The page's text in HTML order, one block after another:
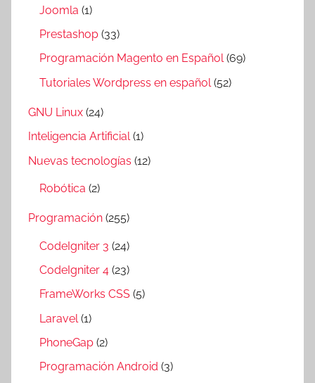
Joomla (1)
Prestashop (33)
Programación Magento en Español(69)
Tutoriales Wordpress en español (52)
GNU Linux (24)
Inteligencia Artificial(1)
Nuevas tecnologías (12)
Robótica (2)
Programación (255)
CodeIgniter 3 (24)
CodeIgniter 4 (23)
FrameWorks CSS (5)
Laravel (1)
PhoneGap (2)
Programación Android (3)